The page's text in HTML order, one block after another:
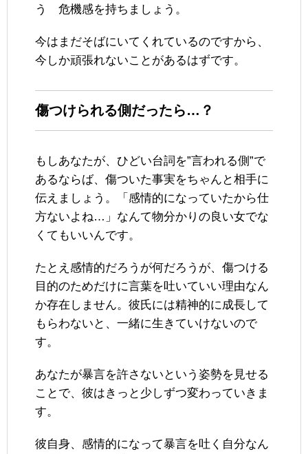
う 危機感を持ちましょう。
今はまだそばにいてくれているのですから、
今しか頑張れないことがあるはずです。
傷つけられる側だったら…？
もしあなたが、ひどい台詞を”言われる側”で
あるならば、傷ついた事実をちゃんと相手に
伝えましょう。「感情的になっていたから仕
方ないよね…」なんて物分かりの良い女でな
くてもいいんです。
たとえ感情的だろうが何だろうが、傷つける
目的のためだけに言葉を吐いていい理由なん
か存在しません。彼氏には精神的に成長して
もらわないと、一緒に生きていけないので
す。
あなたが暴言を許さないという姿勢を見せる
ことで、彼はきっと少しずつ変わっていきま
す。
彼自身、感情的になって暴言を吐く自分なん